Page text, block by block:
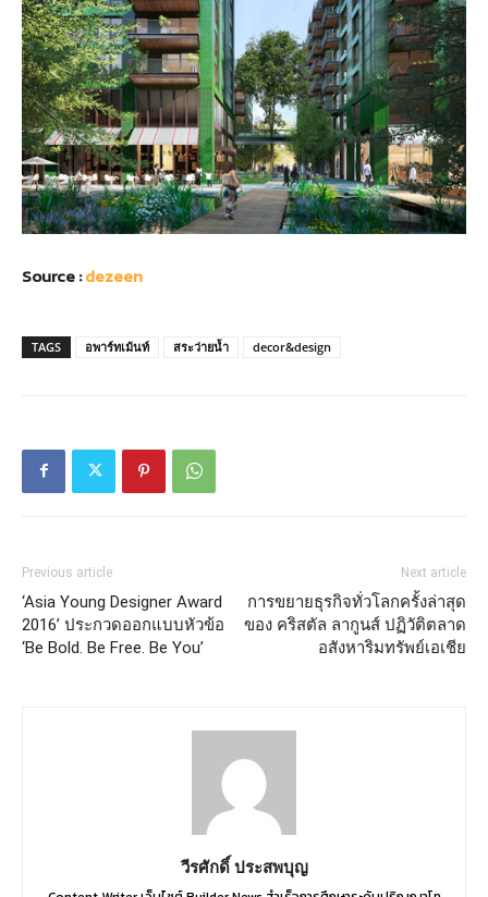
Source :dezeen
TAGS อพาร์ทเม้นท์ สระว่ายน้ำ decor&design
Previous article
‘Asia Young Designer Award
2016’ ประกวดออกแบบหัวข้อ
‘Be Bold. Be Free. Be You’
Next article
การขยายธุรกิจทั่วโลกครั้งล่าสุด
ของ คริสตัล ลากูนส์ ปฏิวัติตลาด
อสังหาริมทรัพย์เอเชีย
วีรศักดิ์ ประสพบุญ